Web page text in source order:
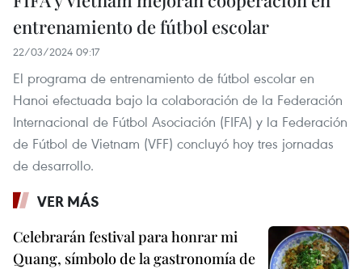
entrenamiento de fútbol escolar
22/03/2024 09:17
El programa de entrenamiento de fútbol escolar en
Hanoi efectuada bajo la colaboración de la Federación
Internacional de Fútbol Asociación (FIFA) y la Federación
de Fútbol de Vietnam (VFF) concluyó hoy tres jornadas
de desarrollo.
VER MÁS
Celebrarán festival para honrar mi
Quang, símbolo de la gastronomía de